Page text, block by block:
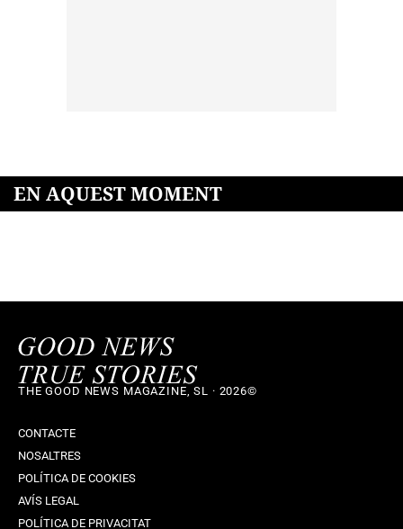
EN AQUEST MOMENT
THE GOOD NEWS MAGAZINE, SL · 2026©
CONTACTE
NOSALTRES
POLÍTICA DE COOKIES
AVÍS LEGAL
POLÍTICA DE PRIVACITAT